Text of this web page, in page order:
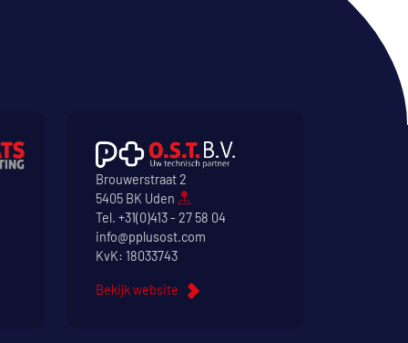
Brouwerstraat 2
5405 BK Uden
Tel. +31(0)413 - 27 58 04
info@pplusost.com
KvK: 18033743
Bekijk website